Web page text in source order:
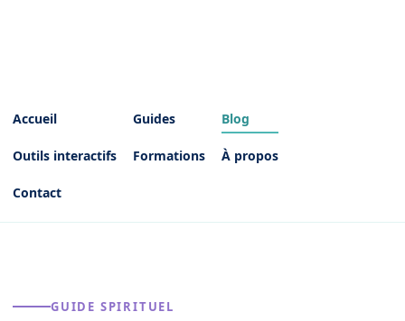
Accueil Guides Blog
Outils interactifs Formations À propos
Contact
GUIDE SPIRITUEL